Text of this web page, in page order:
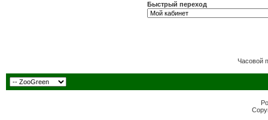
Быстрый переход
Часовой